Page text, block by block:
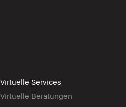
Virtuelle Services
Virtuelle Beratungen